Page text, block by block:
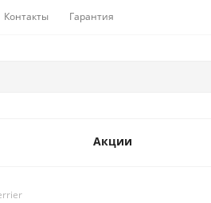
Контакты Гарантия
Акции